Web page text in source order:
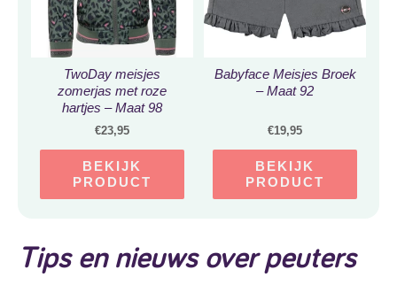
TwoDay meisjes
zomerjas met roze
hartjes – Maat 98
€23,95
BEKIJK
PRODUCT
Babyface Meisjes Broek
– Maat 92
€19,95
BEKIJK
PRODUCT
Tips en nieuws over peuters